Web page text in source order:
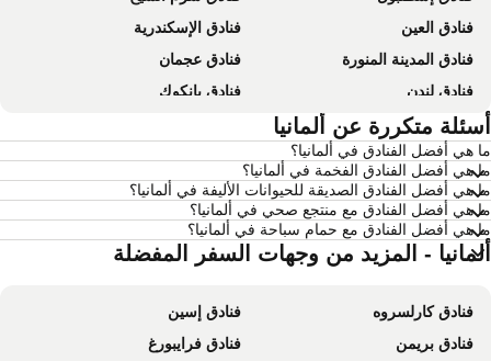
فنادق العين
فنادق الإسكندرية
فنادق المدينة المنورة
فنادق عجمان
فنادق لندن
فنادق بانكوك
فنادق القاهرة
فنادق العين السخنة
فنادق نيويورك
فنادق يريفان
فنادق مومباي
فنادق باريس
فنادق مدريد
فنادق جزر المالديف
فنادق قطر
فنادق جربة
فنادق غوا
فنادق البحر الميت - الأردن
متكررة عن ألمانيا
هي أفضل الفنادق في ألمانيا؟
هي أفضل الفنادق الفخمة في ألمانيا؟
هي أفضل الفنادق الصديقة للحيوانات الأليفة في ألمانيا؟
هي أفضل الفنادق مع منتجع صحي في ألمانيا؟
هي أفضل الفنادق مع حمام سباحة في ألمانيا؟
- المزيد من وجهات السفر المفضلة
فنادق كارلسروه
فنادق إسين
فنادق بريمن
فنادق فرايبورغ